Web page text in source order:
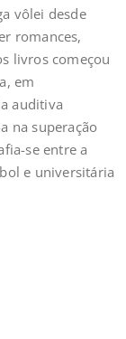
vôlei desde
romances,
livros começou
em
auditiva
na superação
se entre a
e universitária